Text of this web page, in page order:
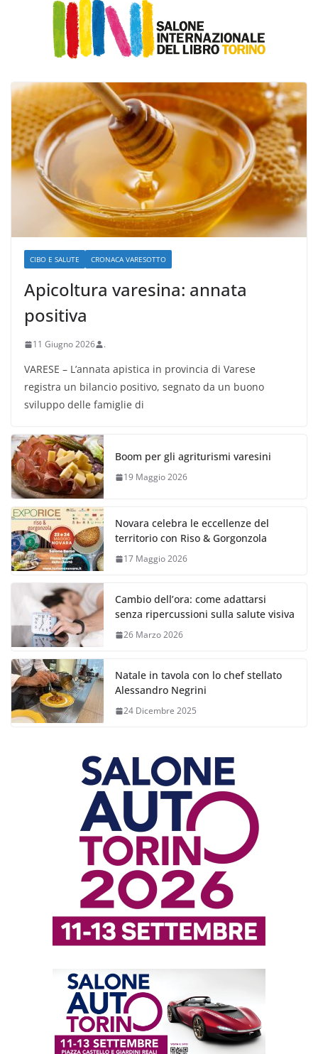
CIBO E SALUTE CRONACA VARESOTTO
Apicoltura varesina: annata
positiva
11 Giugno 2026 .
VARESE – L’annata apistica in provincia di Varese
registra un bilancio positivo, segnato da un buono
sviluppo delle famiglie di
Boom per gli agriturismi varesini
19 Maggio 2026
Novara celebra le eccellenze del
territorio con Riso & Gorgonzola
17 Maggio 2026
Cambio dell’ora: come adattarsi
senza ripercussioni sulla salute visiva
26 Marzo 2026
Natale in tavola con lo chef stellato
Alessandro Negrini
24 Dicembre 2025